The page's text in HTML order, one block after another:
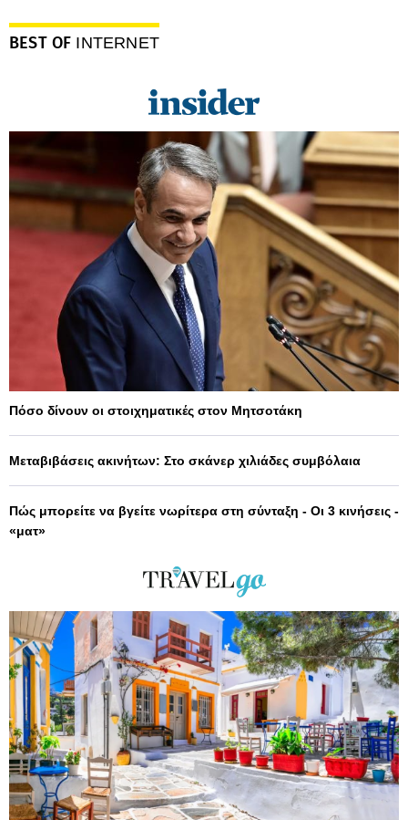
BEST OF INTERNET
Πόσο δίνουν οι στοιχηματικές στον Μητσοτάκη
Μεταβιβάσεις ακινήτων: Στο σκάνερ χιλιάδες συμβόλαια
Πώς μπορείτε να βγείτε νωρίτερα στη σύνταξη - Οι 3 κινήσεις -
«ματ»